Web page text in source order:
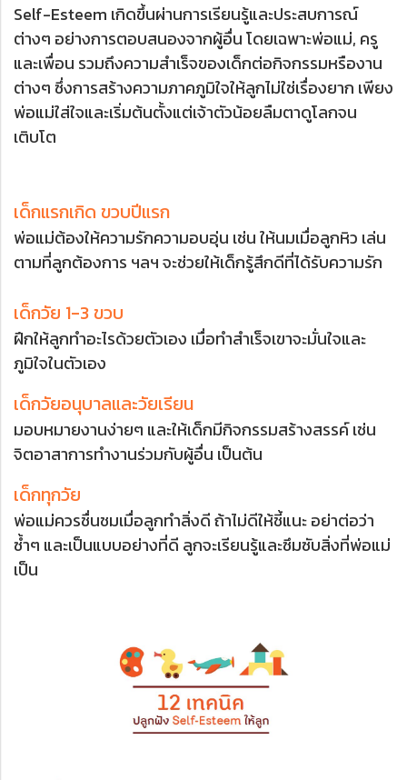
Self-Esteem เกิดขึ้นผ่านการเรียนรู้และประสบการณ์
ต่างๆ อย่างการตอบสนองจากผู้อื่น โดยเฉพาะพ่อแม่, ครู
และเพื่อน รวมถึงความสำเร็จของเด็กต่อกิจกรรมหรืองาน
ต่างๆ ซึ่งการสร้างความภาคภูมิใจให้ลูกไม่ใช่เรื่องยาก เพียง
พ่อแม่ใส่ใจและเริ่มต้นตั้งแต่เจ้าตัวน้อยลืมตาดูโลกจน
เติบโต
เด็กแรกเกิด ขวบปีแรก
พ่อแม่ต้องให้ความรักความอบอุ่น เช่น ให้นมเมื่อลูกหิว เล่น
ตามที่ลูกต้องการ ฯลฯ จะช่วยให้เด็กรู้สึกดีที่ได้รับความรัก
เด็กวัย 1-3 ขวบ
ฝึกให้ลูกทำอะไรด้วยตัวเอง เมื่อทำสำเร็จเขาจะมั่นใจและ
ภูมิใจในตัวเอง
เด็กวัยอนุบาลและวัยเรียน
มอบหมายงานง่ายๆ และให้เด็กมีกิจกรรมสร้างสรรค์ เช่น
จิตอาสาการทำงานร่วมกับผู้อื่น เป็นต้น
เด็กทุกวัย
พ่อแม่ควรชื่นชมเมื่อลูกทำสิ่งดี ถ้าไม่ดีให้ชี้แนะ อย่าต่อว่า
ซ้ำๆ และเป็นแบบอย่างที่ดี ลูกจะเรียนรู้และซึมซับสิ่งที่พ่อแม่
เป็น